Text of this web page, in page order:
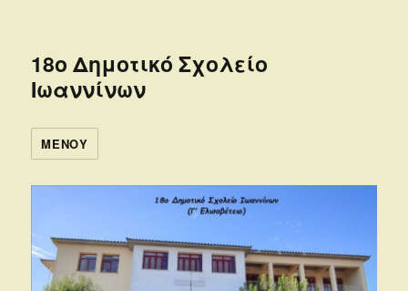
18ο Δημοτικό Σχολείο
Ιωαννίνων
ΜΕΝΟΎ